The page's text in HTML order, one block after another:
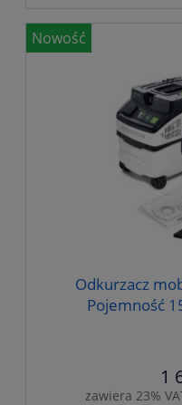
Odkurzacz
Pojemność
1
zawiera 23%
Nowość